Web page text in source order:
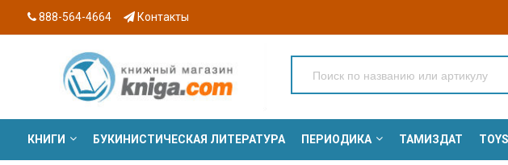
888-564-4664 Контакты
КНИГИ БУКИНИСТИЧЕСКАЯ ЛИТЕРАТУРА ПЕРИОДИКА ТАМИЗДАТ